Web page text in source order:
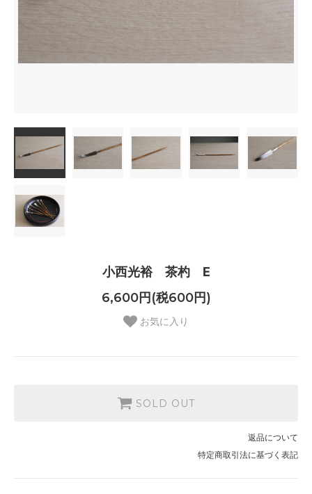
小西光裕 茶杓 E
6,600円(税600円)
お気に入り
SOLD OUT
返品について
特定商取引法に基づく表記